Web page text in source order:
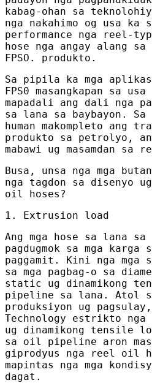
kabag-ohan sa
nga nakahimo og usa ka
performance nga reel-
hose nga angay alang sa
FPSO. produkto.
Sa pipila ka mga
FPS0 masangkapan sa
mapadali ang dali nga
sa lana sa baybayon.
human makompleto ang
produkto sa petrolyo,
mabawi ug masamdan sa
Busa, unsa nga mga
nga tagdon sa disenyo
oil hoses?
1. Extrusion load
Ang mga hose sa lana
pagdugmok sa mga karga
paggamit. Kini nga mga
sa mga pagbag-o sa
static ug dinamikong
pipeline sa lana. Atol
produksiyon ug pagsulay,
Technology estrikto nga
ug dinamikong tensile
sa oil pipeline aron
giprodyus nga reel oil
mapintas nga mga
dagat.